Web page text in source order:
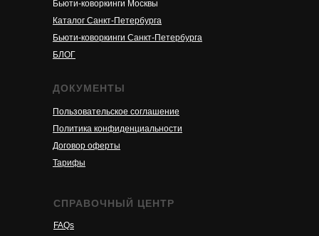
Бьюти-коворкинги Москвы
Каталог Санкт-Петербурга
Бьюти-коворкинги Санкт-Петербурга
БЛОГ
ДОКУМЕНТЫ
Пользовательское соглашение
Политика конфиденциальности
Договор оферты
Тарифы
СПРАВОЧНЫЙ ЦЕНТР
FAQs